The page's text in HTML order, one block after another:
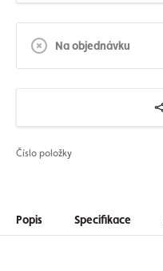
Na objednávku
Číslo položky
Popis Specifikace